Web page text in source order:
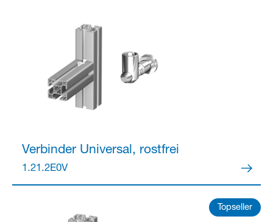
VerbinderUniversal, rostfrei
1.21.2E0V
Topseller